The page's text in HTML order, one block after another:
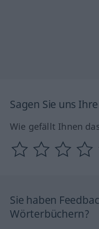
Sagen Sie uns
Wie gefällt Ihnen
Sie haben
Wörterbüchern?